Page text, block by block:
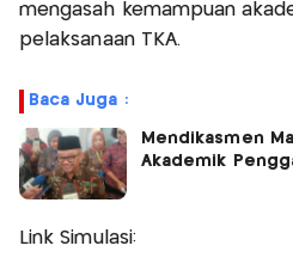
mengasah kemampuan
pelaksanaan TKA.
Baca Juga :
Mendikasmen
Akademik
Link Simulasi: